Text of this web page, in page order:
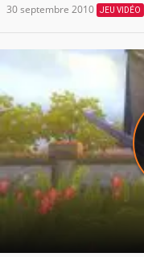
30 septembre 2010 JEU VIDÉO